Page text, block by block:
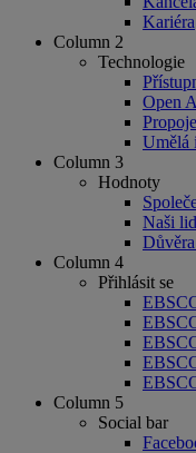
Kariéra
Column 2
Technologie
Open
Umělá
Column 3
Hodnoty
Naši
Column 4
Přihlásit se
Column 5
Social bar